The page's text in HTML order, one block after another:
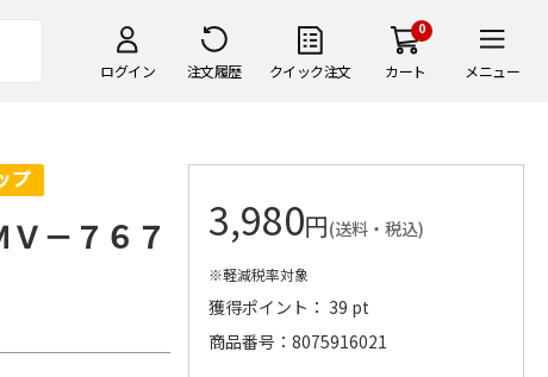
ログイン 注文履歴 クイック注文
0
カート メニュー
－７６７ 3,980円(送料・税込)
※軽減税率対象
獲得ポイント： 39 pt
商品番号
8075916021